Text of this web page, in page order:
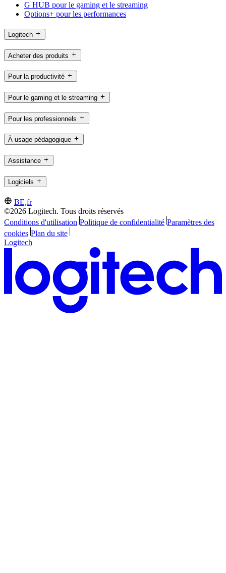
G HUB pour le gaming et le streaming
Options+ pour les performances
Logitech
Acheter des produits
Pour la productivité
Pour le gaming et le streaming
Pour les professionnels
À usage pédagogique
Assistance
Logiciels
BE,fr
©2026 Logitech. Tous droits réservés
Conditions d'utilisation Politique de confidentialité Paramètres des
cookies Plan du site
Logitech